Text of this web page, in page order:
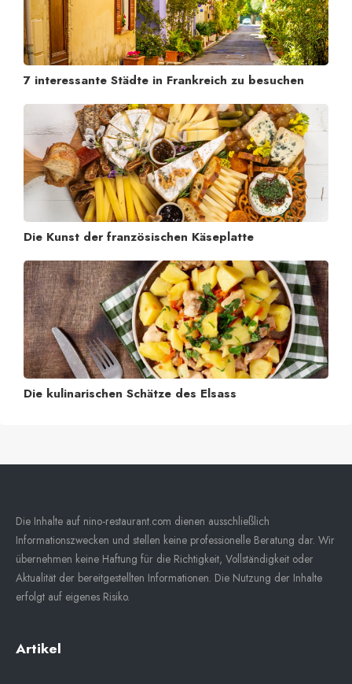
7 interessante Städte in Frankreich zu besuchen
Die Kunst der französischen Käseplatte
Die kulinarischen Schätze des Elsass
Die Inhalte auf nino-restaurant.com dienen ausschließlich
Informationszwecken und stellen keine professionelle Beratung dar. Wir
übernehmen keine Haftung für die Richtigkeit, Vollständigkeit oder
Aktualität der bereitgestellten Informationen. Die Nutzung der Inhalte
erfolgt auf eigenes Risiko.
Artikel